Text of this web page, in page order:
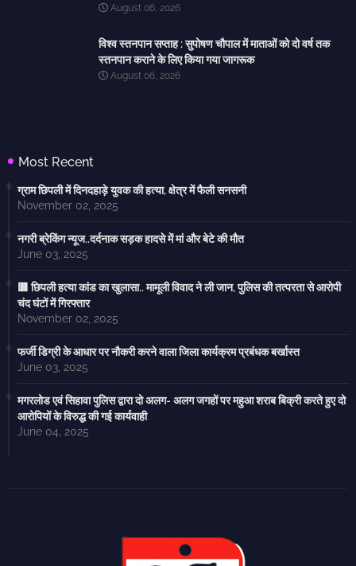
August 06, 2026
विश्व स्तनपान सप्ताह : सुपोषण चौपाल में माताओं को दो वर्ष तक
स्तनपान कराने के लिए किया गया जागरूक
August 06, 2026
Most Recent
ग्राम छिपली में दिनदहाड़े युवक की हत्या, क्षेत्र में फैली सनसनी
November 02, 2025
नगरी ब्रेकिंग न्यूज..दर्दनाक सड़क हादसे में मां और बेटे की मौत
June 03, 2025
🟥 छिपली हत्या कांड का खुलासा.. मामूली विवाद ने ली जान, पुलिस की तत्परता से आरोपी
चंद घंटों में गिरफ्तार
November 02, 2025
फर्जी डिग्री के आधार पर नौकरी करने वाला जिला कार्यक्रम प्रबंधक बर्खास्त
June 03, 2025
मगरलोड एवं सिहावा पुलिस द्वारा दो अलग- अलग जगहों पर महुआ शराब बिक्री करते हुए दो
आरोपियों के विरुद्ध की गई कार्यवाही
June 04, 2025